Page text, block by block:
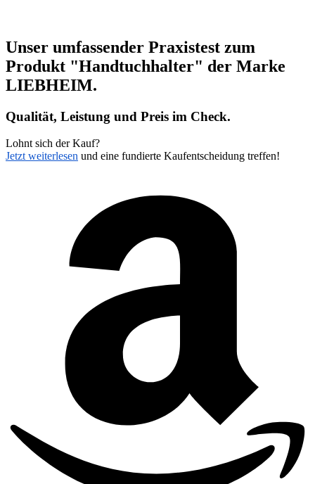
Unser umfassender Praxistest zum
Produkt "Handtuchhalter" der Marke
LIEBHEIM.
Qualität, Leistung und Preis im Check.
Lohnt sich der Kauf?
Jetzt weiterlesen und eine fundierte Kaufentscheidung treffen!